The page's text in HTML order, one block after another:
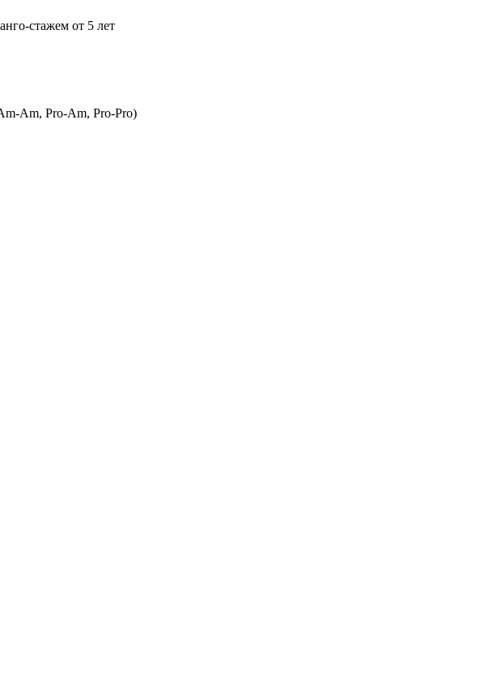
стажем от 5 лет
Am, Pro-Am, Pro-Pro)